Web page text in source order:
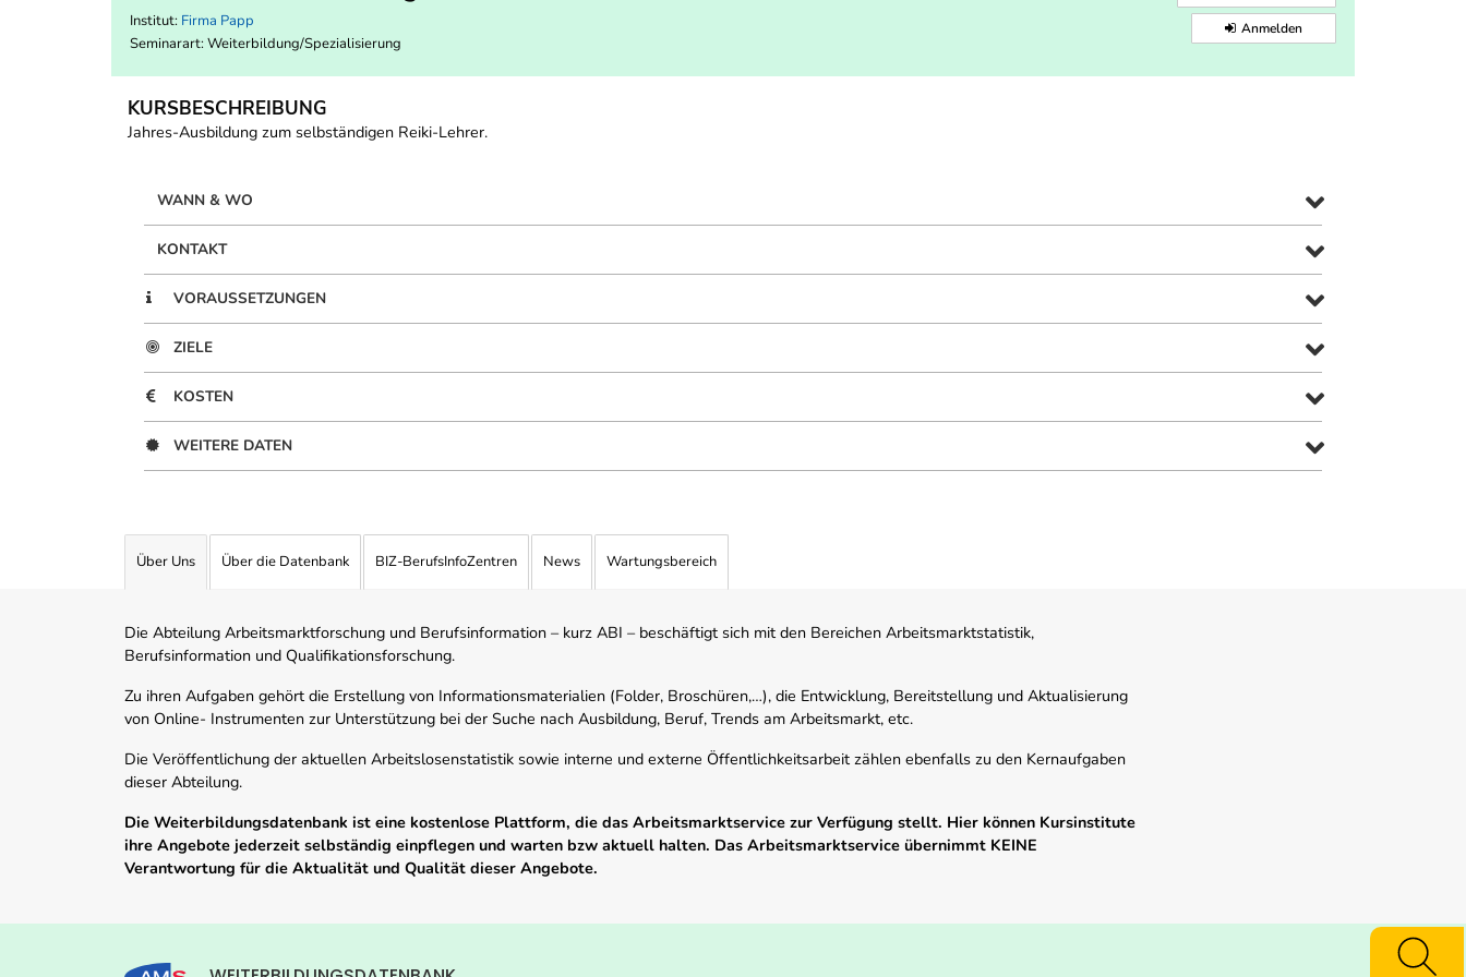
Institut: Firma Papp
Seminarart: Weiterbildung/Spezialisierung
Anmelden
KURSBESCHREIBUNG
Jahres-Ausbildung zum selbständigen Reiki-Lehrer.
WANN & WO
KONTAKT
VORAUSSETZUNGEN
ZIELE
KOSTEN
WEITERE DATEN
Über Uns Über die Datenbank BIZ-BerufsInfoZentren News Wartungsbereich
Die Abteilung Arbeitsmarktforschung und Berufsinformation – kurz ABI – beschäftigt sich mit den Bereichen Arbeitsmarktstatistik,
Berufsinformation und Qualifikationsforschung.
Zu ihren Aufgaben gehört die Erstellung von Informationsmaterialien (Folder, Broschüren,…), die Entwicklung, Bereitstellung und Aktualisierung
von Online- Instrumenten zur Unterstützung bei der Suche nach Ausbildung, Beruf, Trends am Arbeitsmarkt, etc.
Die Veröffentlichung der aktuellen Arbeitslosenstatistik sowie interne und externe Öffentlichkeitsarbeit zählen ebenfalls zu den Kernaufgaben
dieser Abteilung.
Die Weiterbildungsdatenbank ist eine kostenlose Plattform, die das Arbeitsmarktservice zur Verfügung stellt. Hier können Kursinstitute
ihre Angebote jederzeit selbständig einpflegen und warten bzw aktuell halten. Das Arbeitsmarktservice übernimmt KEINE
Verantwortung für die Aktualität und Qualität dieser Angebote.